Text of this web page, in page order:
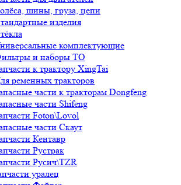
шины, груза, цепи
изделия
комплектующие
и наборы ТО
к трактору XingTai
ременных тракторов
части к тракторам Dongfeng
части Shifeng
Foton\Lovol
части Скаут
Кентавр
Рустрак
Русич\TZR
уралец